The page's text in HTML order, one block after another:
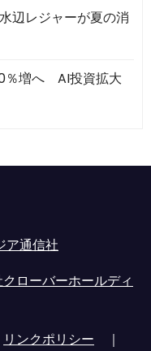
辺レジャーが夏の消
％増へ AI投資拡大
ア通信社
ローバーホールディ
リンクポリシー ｜